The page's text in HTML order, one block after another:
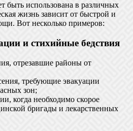
быть использована в различных
жизнь зависит от быстрой и
Вот несколько примеров:
и стихийные бедствия
отрезавшие районы от
требующие эвакуации
зон;
когда необходимо скорое
бригады и лекарственных